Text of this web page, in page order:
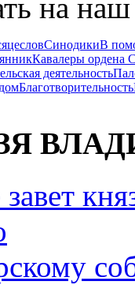
на наш
СинодикиВ
Кавалеры ордена
деятельность
Благотворительность